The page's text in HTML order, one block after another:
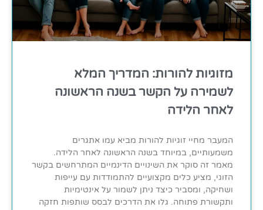
מזוגיות להורות: המדריך המלא
לשמירה על הקשר בשנה הראשונה
לאחר הלידה
המעבר מחיי זוגיות להורות מביא עמו אתגרים
משמעותיים, במיוחד בשנה הראשונה לאחר הלידה.
מאמר זה סוקר את השינויים הדינמיים המתרחשים בקשר
הזוגי, מציע כלים מקצועיים להתמודדות עם עייפות
ושחיקה, ומסביר כיצד ניתן לשמור על אינטימיות
ותקשורת פתוחה. גלו את הדרכים לבסס שותפות חזקה